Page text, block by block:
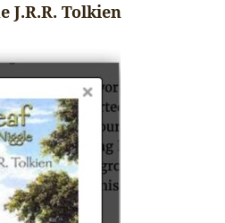
J.R.R. Tolkien